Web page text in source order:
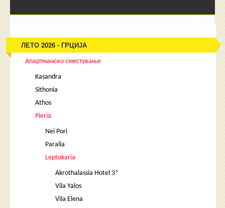
ЛЕТО 2026 - ГРЦИЈА
Апартманско сместување
Kasandra
Sithonia
Athos
Pieria
Nei Pori
Paralia
Leptokaria
Akrothalassia Hotel 3*
Vila Yalos
Vila Elena